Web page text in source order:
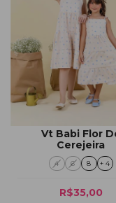
Vt Babi Flor
Cerejeira
4 6 8 + 4
R$35,00